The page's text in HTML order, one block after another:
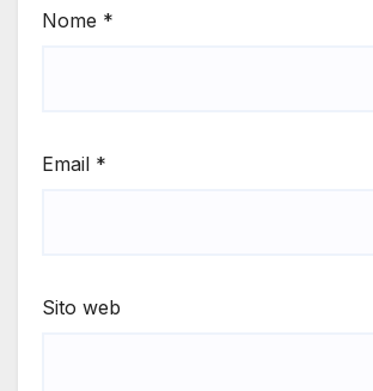
Nome *
Email *
Sito web